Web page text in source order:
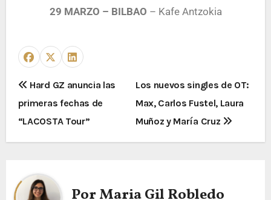
29 MARZO – BILBAO – KafeAntzokia
Hard GZ anuncia las
primeras fechas de
“LACOSTA Tour”
Los nuevos singles de OT:
Max, Carlos Fustel, Laura
Muñoz y María Cruz
PorMaria Gil Robledo